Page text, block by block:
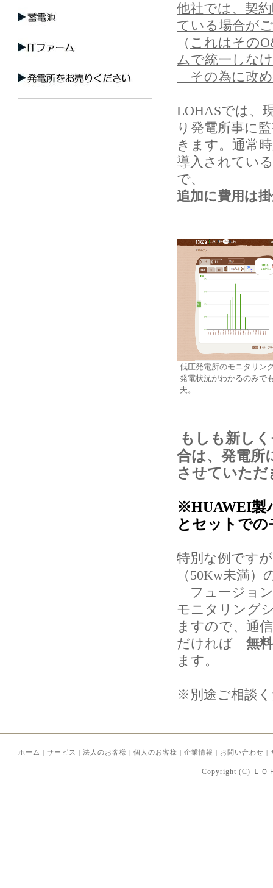
他社では、契
ている場合が
（ これはその
ムで統一しな
その為に改
LOHASでは、
り発電所事に
きます。通常
導入されてい
で、
追加に費用は
低圧発電所のモニタリン
発電状況がわかるのみで
夫。
もしも新し
合は、発電所
させていただ
※HUAWEI製
とセットで
特別な例です
（50Kw未満）
「フュージョ
モニタリング
ますので、通
だければ 無料
ます。
※別途ご相談
ホーム | サービス | 法人のお客様 | 個人のお客様 | 企業情報 | お問い合わせ |
Copyright (C) ＬＯ